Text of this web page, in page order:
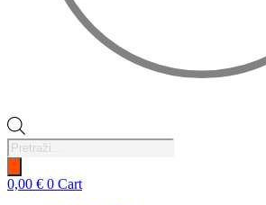
Products
search
0,00 € 0 Cart